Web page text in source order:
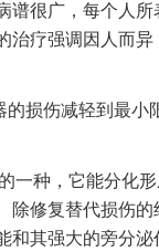
谱很广，每个人
治疗强调因人而
损伤减轻到最小
一种，它能分化
除修复替代损伤
和其强大的旁分